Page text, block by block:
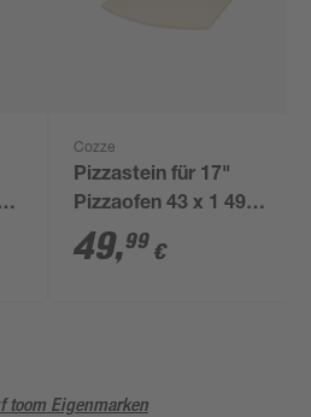
Cozze
Pizzastein für 17"
Pizzaofen 43 x 1 49
cm
49,99 €
toom Eigenmarken